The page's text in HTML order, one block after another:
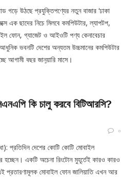
গড়ে উঠছে প্রযুক্তিপণ্যের নতুন বাজার ‘ঢাকা
এক ছাদের নিচে মিলবে কমপিউটার, ল্যাপটপ,
ফোন, গ্যাজেট ও আইওটি পণ্য কেনাবেচার
ভবনটি দেশের অন্যতম উচ্চমানের কমপিউটার
আগামী বছর জানুয়ারি মাসে।
কি চালু করবে বিটিআরসি?
০
প্রতিদিন দেশের কোটি কোটি মোবাইল
হচ্ছেন। একটি অচেনা রিংটোন মুহূর্তেই কারও কারও
প্রতারণামূলক মোবাইল ফোন জালিয়াতি এখন আর